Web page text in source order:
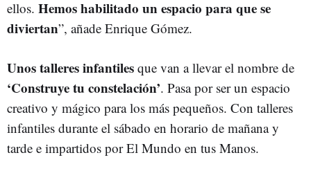
ellos. Hemos habilitado un espacio para que se
diviertan”, añade Enrique Gómez.
Unos talleres infantiles que van a llevar el nombre de
‘Construye tu constelación’. Pasa por ser un espacio
creativo y mágico para los más pequeños. Con talleres
infantiles durante el sábado en horario de mañana y
tarde e impartidos por El Mundo en tus Manos.